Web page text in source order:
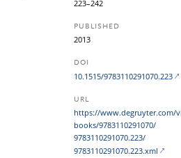
223–242
PUBLISHED
2013
DOI
10.1515/9783110291070.223
URL
https:/​/​www.degruyter.com/​
books/​9783110291070/​
9783110291070.223/​
9783110291070.223.xml